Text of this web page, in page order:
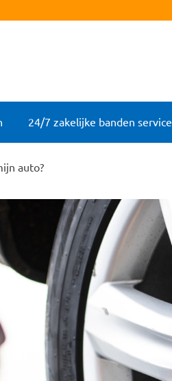
24/7 zakelijke banden service
auto?